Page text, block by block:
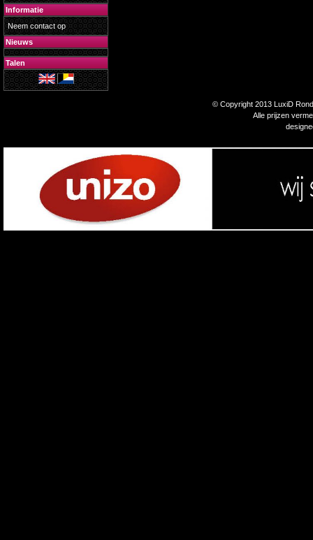
Informatie
Neem contact op
Nieuws
Talen
© Copyright 2013 LuxiD
Alle prijzen